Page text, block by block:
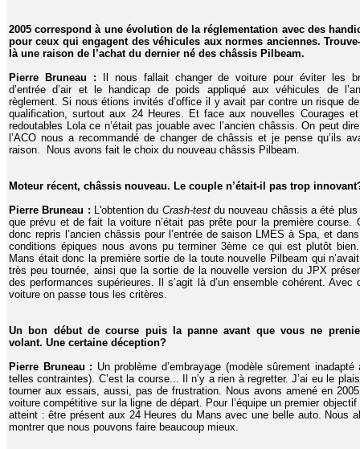
2005 correspond à une évolution de la réglementation avec des
pour ceux qui engagent des véhicules aux normes anciennes.
là une raison de l’achat du dernier né des châssis Pilbeam.
Pierre Bruneau :
Il nous fallait changer de voiture pour éviter les
d’entrée d’air et le handicap de poids appliqué aux véhicules de
règlement. Si nous étions invités d’office il y avait par contre un risque
qualification, surtout aux 24 Heures. Et face aux nouvelles Courages
redoutables Lola ce n’était pas jouable avec l’ancien châssis. On peut
l’ACO nous a recommandé de changer de châssis et je pense qu’ils
raison. Nous avons fait le choix du nouveau châssis Pilbeam.
Moteur récent, châssis nouveau. Le couple n’était-il pas trop
Pierre Bruneau : L'obtention du Crash-testdu nouveau châssis a été plus
que prévu et de fait la voiture n’était pas prête pour la première course.
donc repris l’ancien châssis pour l’entrée de saison LMES à Spa, et
conditions épiques nous avons pu terminer 3ème ce qui est plutôt
Mans était donc la première sortie de la toute nouvelle Pilbeam qui
très peu tournée, ainsi que la sortie de la nouvelle version du JPX
des performances supérieures. Il s’agit là d’un ensemble cohérent. Avec
voiture on passe tous les critères.
Un bon début de course puis la panne avant que vous ne
volant. Une certaine déception?
Pierre Bruneau : Un problème d’embrayage (modèle sûrement inadapté
telles contraintes). C’est la course... Il n’y a rien à regretter. J’ai eu le
tourner aux essais, aussi, pas de frustration. Nous avons amené en
voiture compétitive sur la ligne de départ. Pour l’équipe un premier objectif
atteint : être présent aux 24 Heures du Mans avec une belle auto. Nous
montrer que nous pouvons faire beaucoup mieux.